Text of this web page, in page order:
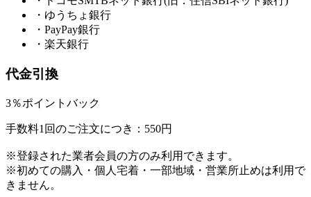
・ゆうちょ銀行
・PayPay銀行
・楽天銀行
代金引換
3％ポイントバック
手数料1回のご注文につき：550円
※登録された業者会員の方のみ利用できます。
※初めての購入・個人宅着・一部地域・営業所止めは利用で
きません。